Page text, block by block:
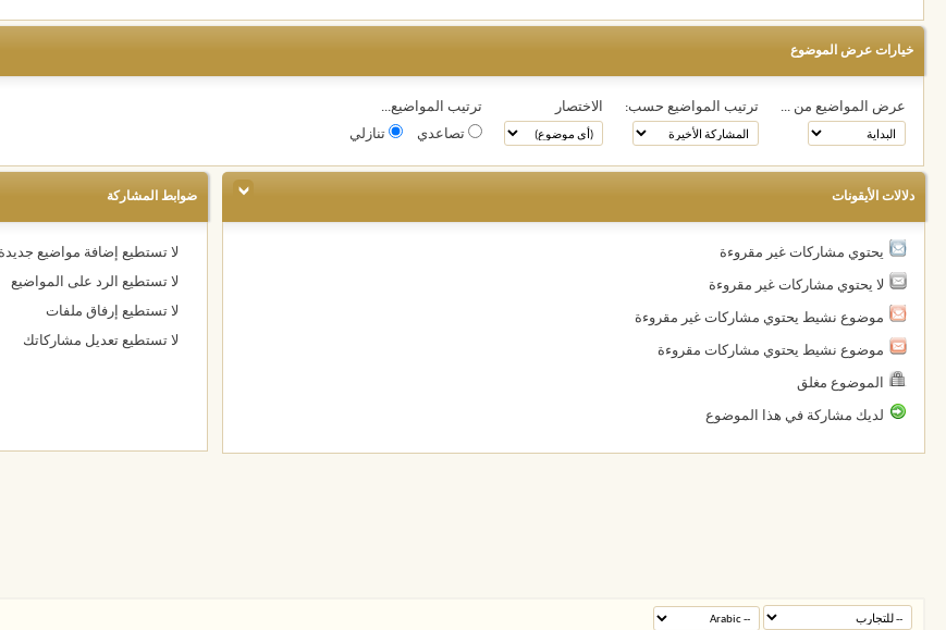
خيارات عرض الموضوع
عرض المواضيع من ... ترتيب المواضيع حسب: الاختصار
ترتيب المواضيع...
تصاعدي
تنازلي
دلالات الأيقونات
يحتوي مشاركات غير مقروءة
لا يحتوي مشاركات غير مقروءة
موضوع نشيط يحتوي مشاركات غير مقروءة
موضوع نشيط يحتوي مشاركات مقروءة
الموضوع مغلق
لديك مشاركة في هذا الموضوع
ضوابط المشاركة
لا تستطيع إضافة مواضيع جديدة
لا تستطيع الرد على المواضيع
لا تستطيع إرفاق ملفات
لا تستطيع تعديل مشاركاتك